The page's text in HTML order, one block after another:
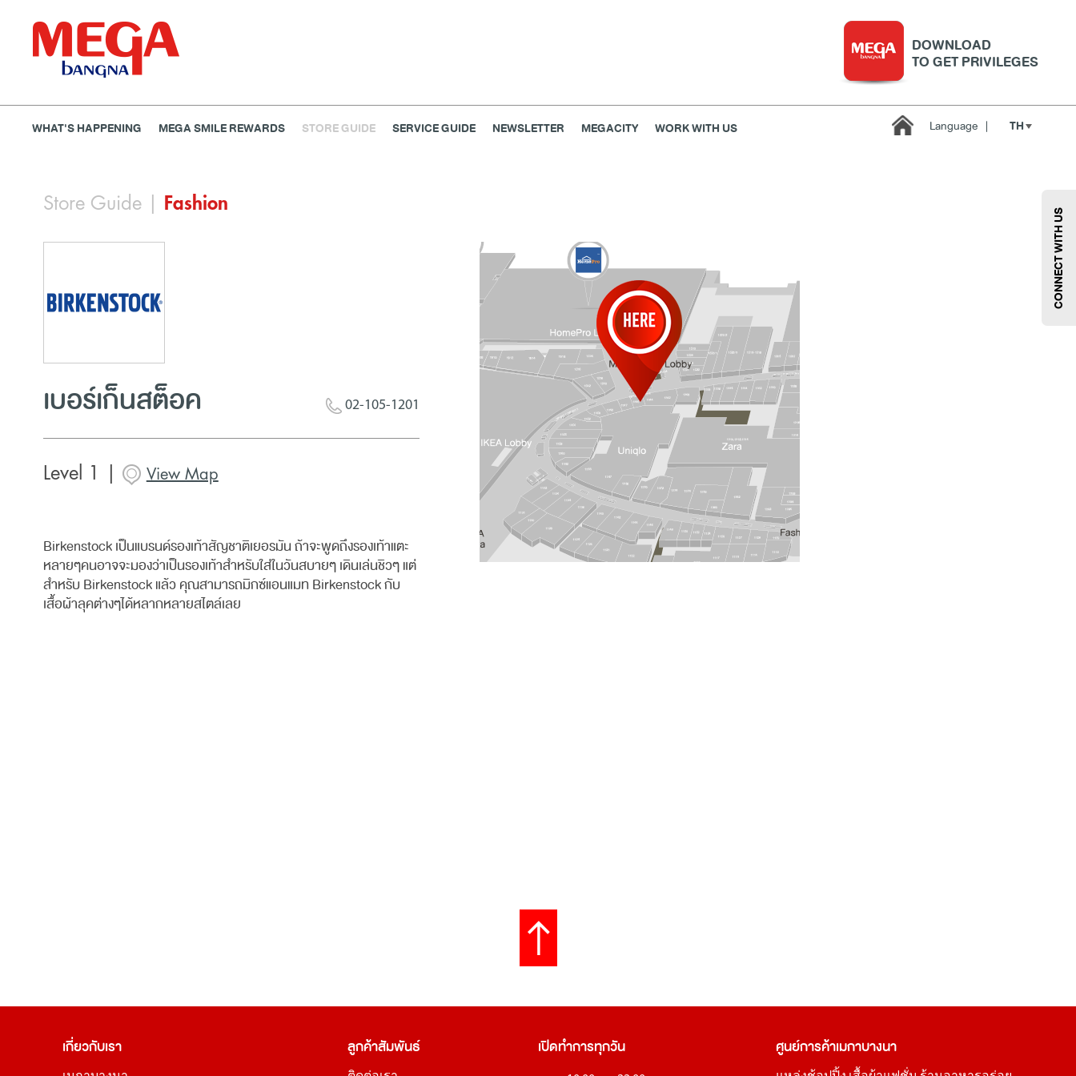
DOWNLOAD
TO GET PRIVILEGES
WHAT'S HAPPENING MEGA SMILE REWARDS STORE GUIDE SERVICE GUIDE NEWSLETTER MEGACITY WORK WITH US Language | TH
ธนาคาร ร้านอาหาร เอ็นเตอร์เทนเม้นท์
แฟชั่น@Megabangna
CONNECT WITH US
Store Guide| Fashion
เบอร์เก็นสต็อค 02-105-1201
Level 1 | View Map
Birkenstock เป็นแบรนด์รองเท้าสัญชาติเยอรมัน ถ้าจะพูดถึงรองเท้าแตะ
หลายๆคนอาจจะมองว่าเป็นรองเท้าสำหรับใส่ในวันสบายๆ เดินเล่นชิวๆ แต่
สำหรับ Birkenstock แล้ว คุณสามารถมิกซ์แอนแมท Birkenstock กับ
เสื้อผ้าลุคต่างๆได้หลากหลายสไตล์เลย
เกี่ยวกับเรา ลูกค้าสัมพันธ์ เปิดทำการทุกวัน ศูนย์การค้าเมกาบางนา